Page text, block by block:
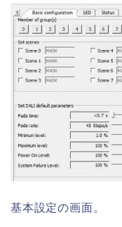
基本設定の画面。